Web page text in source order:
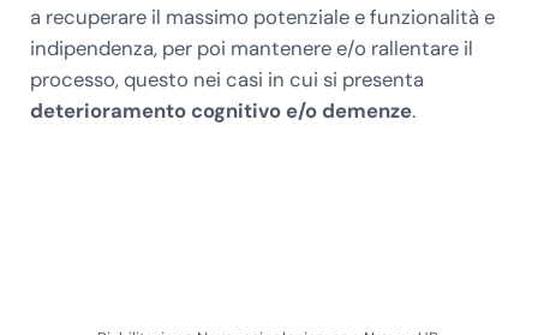
a recuperare il massimo potenziale e funzionalità e
indipendenza, per poi mantenere e/o rallentare il
processo, questo nei casi in cui si presenta
deterioramento cognitivo e/o demenze.